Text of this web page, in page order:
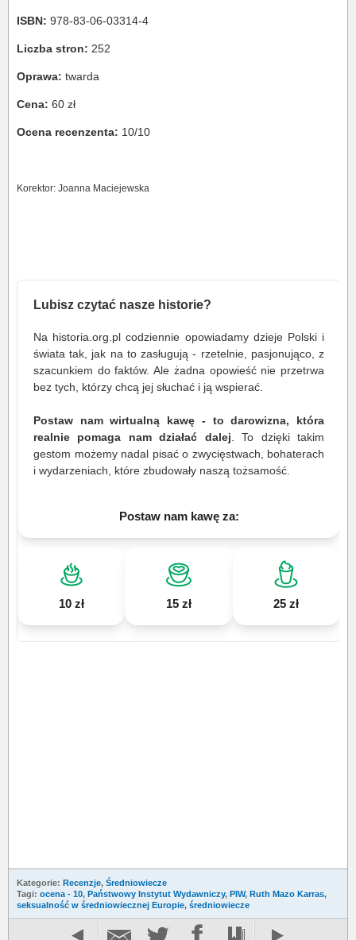
ISBN: 978-83-06-03314-4
Liczba stron: 252
Oprawa: twarda
Cena: 60 zł
Ocena recenzenta: 10/10
Korektor: Joanna Maciejewska
Lubisz czytać nasze historie?
Na historia.org.pl codziennie opowiadamy dzieje Polski i
świata tak, jak na to zasługują - rzetelnie, pasjonująco, z
szacunkiem do faktów. Ale żadna opowieść nie przetrwa
bez tych, którzy chcą jej słuchać i ją wspierać.
Postaw nam wirtualną kawę - to darowizna, która
realnie pomaga nam działać dalej . To dzięki takim
gestom możemy nadal pisać o zwycięstwach, bohaterach
i wydarzeniach, które zbudowały naszą tożsamość.
Postaw nam kawę za:
10 zł 15 zł 25 zł
Kategorie: Recenzje, Średniowiecze
Tagi: ocena - 10, Państwowy Instytut Wydawniczy, PIW, Ruth Mazo Karras,
seksualność w średniowiecznej Europie, średniowiecze